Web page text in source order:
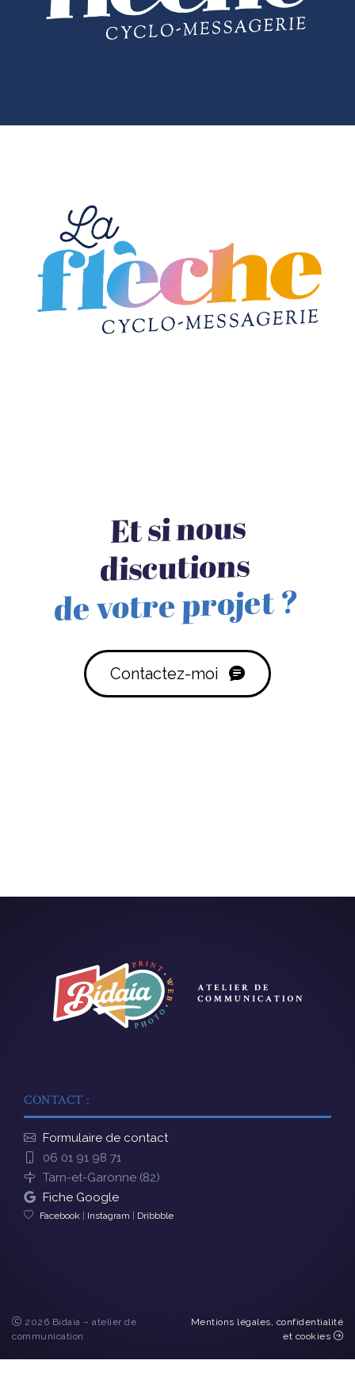
Et si nous
discutions
de votre projet ?
Contactez-moi
CONTACT :
Formulaire de contact
06 01 91 98 71
Tarn-et-Garonne (82)
Fiche Google
Facebook Instagram Dribbble
2026 Bidaia – atelier de
communication
Mentions légales, confidentialité
et cookies